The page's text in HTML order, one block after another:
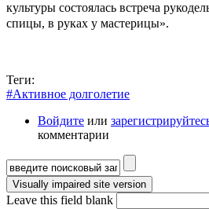
культуры состоялась встреча
спицы, в руках у мастерицы».
Теги:
#Активное долголетие
Войдите или
комментарии
Форма поиска
Leave this field blank